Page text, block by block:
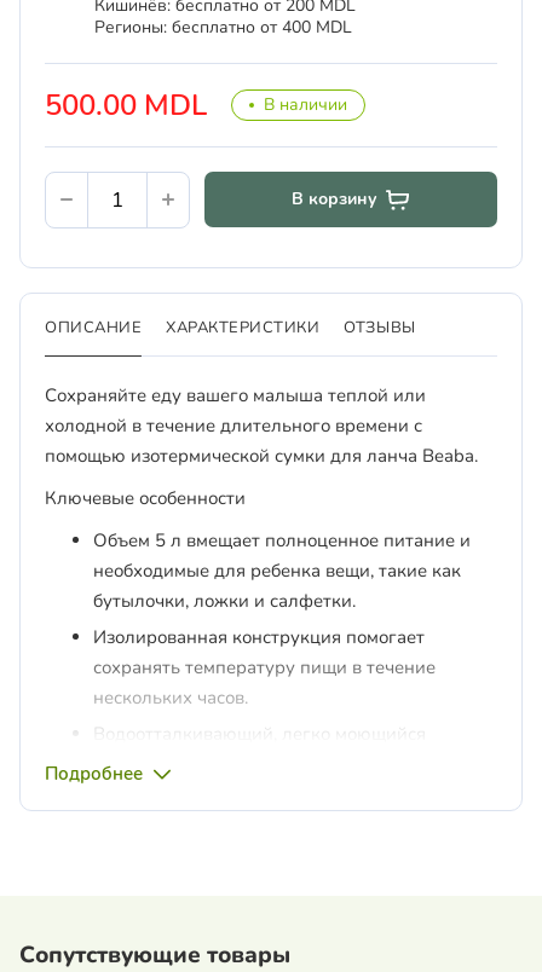
500.00 MDL В наличии
Кишинёв: бесплатно от 200 MDL
Регионы: бесплатно от 400 MDL
В корзину
ОПИСАНИЕ ХАРАКТЕРИСТИКИ ОТЗЫВЫ
Сохраняйте еду вашего малыша теплой или
холодной в течение длительного времени с
помощью изотермической сумки для ланча Beaba.
Ключевые особенности
Объем 5 л вмещает полноценное питание и
необходимые для ребенка вещи, такие как
бутылочки, ложки и салфетки.
Изолированная конструкция помогает
сохранять температуру пищи в течение
нескольких часов.
Водоотталкивающий, легко моющийся
материал, который складывается для
переносить.
Подробнее
Сопутствующие товары